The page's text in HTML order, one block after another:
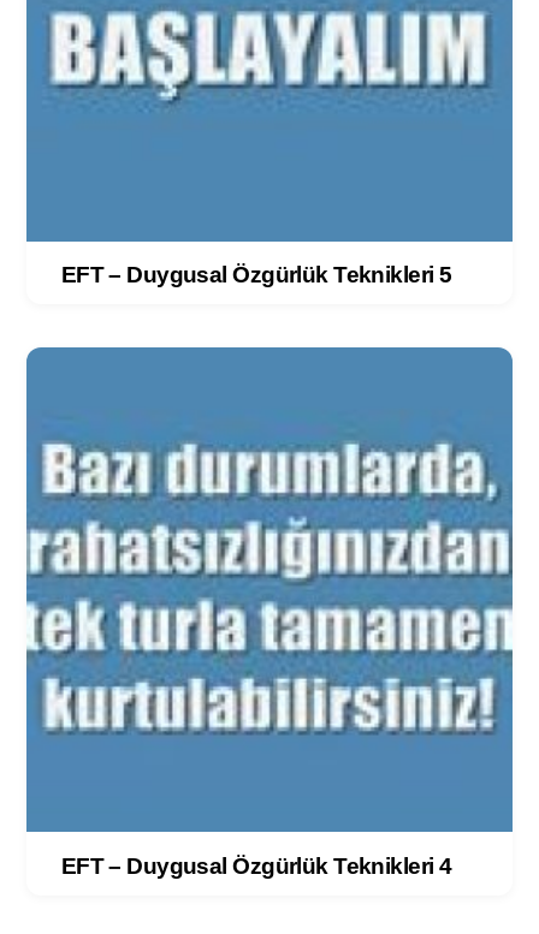
EFT – Duygusal Özgürlük Teknikleri 5
EFT – Duygusal Özgürlük Teknikleri 4